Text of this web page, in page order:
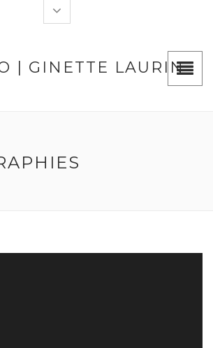
| GINETTE LAURIN